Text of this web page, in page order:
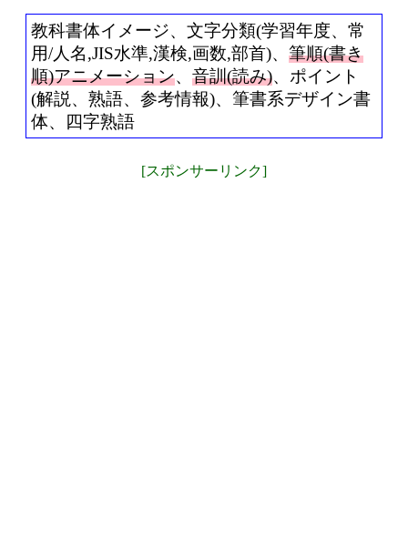
教科書体イメージ、文字分類(学習年度、常
用/人名,JIS水準,漢検,画数,部首)、 筆順(書き
順)アニメーション、 音訓(読み)、ポイント
(解説、熟語、参考情報)、筆書系デザイン書
体、四字熟語
[スポンサーリンク]